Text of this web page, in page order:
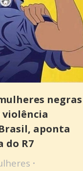
negras
aponta
do R7